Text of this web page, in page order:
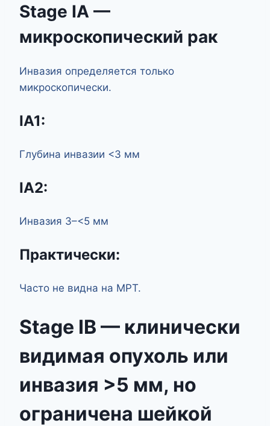
Stage IA —
микроскопический рак
Инвазия определяется только
микроскопически.
IA1:
Глубина инвазии <3 мм
IA2:
Инвазия 3–<5 мм
Практически:
Часто не видна на МРТ.
Stage IB — клинически
видимая опухоль или
инвазия >5 мм, но
ограничена шейкой